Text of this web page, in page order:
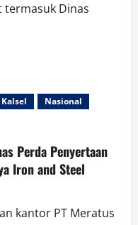
termasuk Dinas
Kalsel
Nasional
Perda Penyertaan
Iron and Steel
kantor PT Meratus